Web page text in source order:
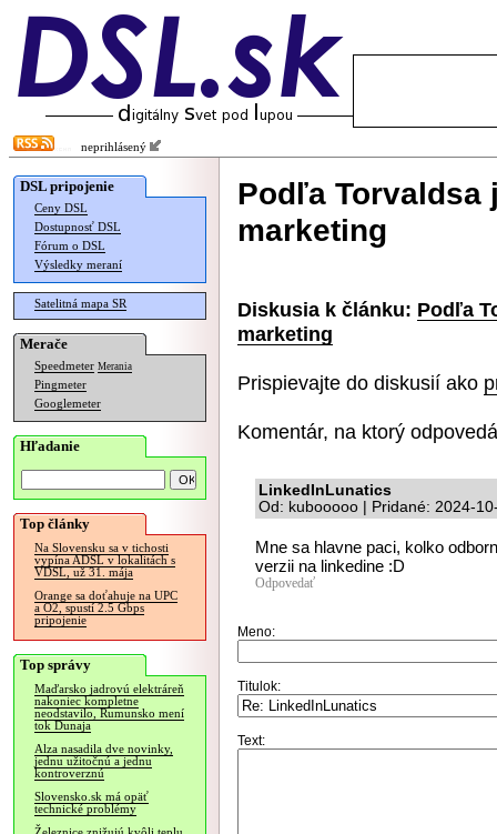
neprihlásený
DSL pripojenie
Ceny DSL
Dostupnosť DSL
Fórum o DSL
Výsledky meraní
Satelitná mapa SR
Merače
Speedmeter Merania
Pingmeter
Googlemeter
Hľadanie
Top články
Na Slovensku sa v tichosti
vypína ADSL v lokalitách s
VDSL, už 31. mája
Orange sa doťahuje na UPC
a O2, spustí 2.5 Gbps
pripojenie
Top správy
Maďarsko jadrovú elektráreň
nakoniec kompletne
neodstavilo, Rumunsko mení
tok Dunaja
Alza nasadila dve novinky,
jednu užitočnú a jednu
kontroverznú
Slovensko.sk má opäť
technické problémy
Podľa Torvaldsa
marketing
Diskusia k článku: Podľa
marketing
Prispievajte do diskusií ako
Komentár, na ktorý
LinkedInLunatics
Od: kubooooo | Pridané: 2024-
Mne sa hlavne paci, kolko
verzii na linkedine :D
Odpovedať
Meno:
Titulok:
Text: